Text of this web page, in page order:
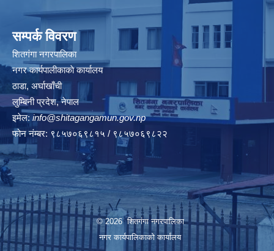
सम्पर्क विवरण
शितगंगा नगरपालिका
नगर कार्यपालीकाकाे कार्यालय
ठाडा, अर्घाखाँची
लुम्बिनी प्रदेश, नेपाल
इमेल: info@shitagangamun.gov.np
फोन नंम्बर: ९८५७०६९८१५ / ९८५७०६९८२२
© 2026 शितगंगा नगरपालिका
नगर कार्यपालिकाकाे कार्यालय